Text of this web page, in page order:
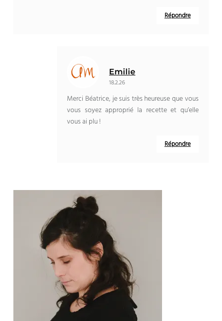
Répondre
Emilie
18.2.26
Merci Béatrice, je suis très heureuse que vous
vous soyez approprié la recette et qu’elle
vous ai plu !
Répondre